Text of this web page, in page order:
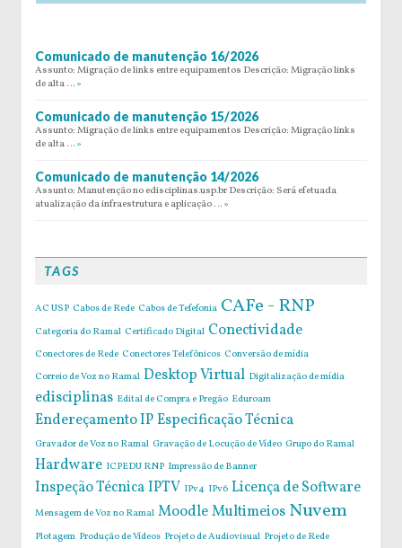
Comunicado de manutenção 16/2026
Assunto: Migração de links entre equipamentos Descrição: Migração links
de alta … »
Comunicado de manutenção 15/2026
Assunto: Migração de links entre equipamentos Descrição: Migração links
de alta … »
Comunicado de manutenção 14/2026
Assunto: Manutenção no edisciplinas.usp.br Descrição: Será efetuada
atualização da infraestrutura e aplicação … »
TAGS
AC USP Cabos de Rede Cabos de Tefefonia CAFe - RNP
Categoria do Ramal Certificado Digital Conectividade
Conectores de Rede Conectores Telefônicos Conversão de mídia
Correio de Voz no Ramal Desktop Virtual Digitalização de mídia
edisciplinas Edital de Compra e Pregão Eduroam
Endereçamento IPEspecificação Técnica
Gravador de Voz no Ramal Gravação de Locução de Vídeo Grupo do Ramal
Hardware ICPEDU RNP Impressão de Banner
Inspeção TécnicaIPTV IPv4 IPv6 Licença de Software
Mensagem de Voz no Ramal MoodleMultimeios Nuvem
Plotagem Produção de Vídeos Projeto de Audiovisual Projeto de Rede